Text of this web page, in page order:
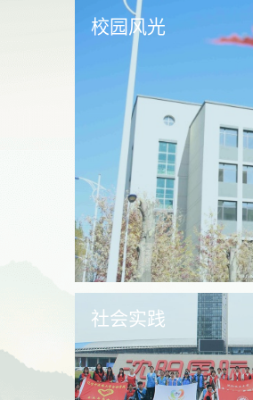
校园风光
社会实践